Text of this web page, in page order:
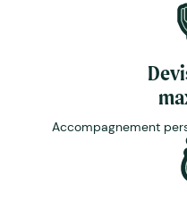
Accompagnement